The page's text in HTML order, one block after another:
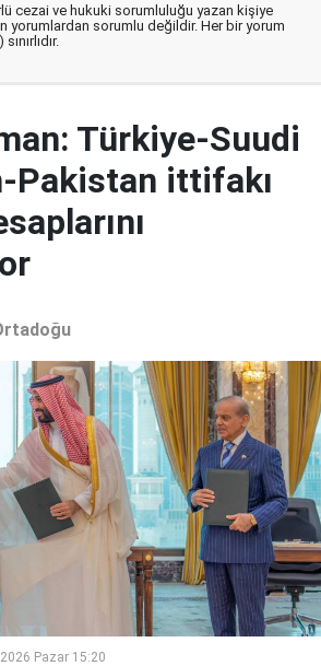
cezai ve hukuki sorumluluğu yazan kişiye
yorumlardan sorumlu değildir. Her bir yorum
Türkiye-Suudi
Pakistan ittifakı
Pazar 15:20